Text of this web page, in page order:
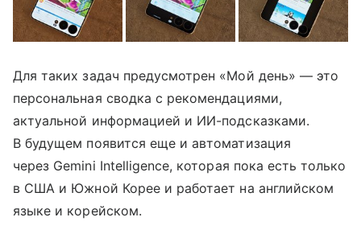
Для таких задач предусмотрен «Мой день» — это
персональная сводка с рекомендациями,
актуальной информацией и ИИ-подсказками.
В будущем появится еще и автоматизация
через Gemini Intelligence, которая пока есть только
в США и Южной Корее и работает на английском
языке и корейском.